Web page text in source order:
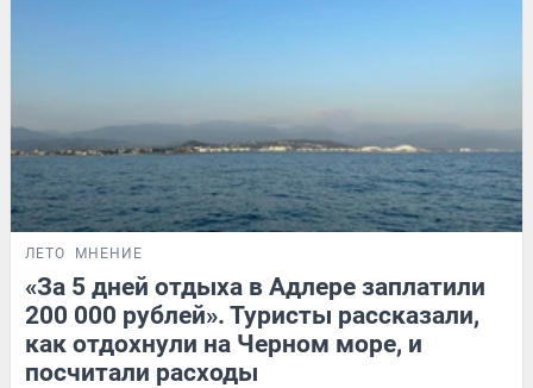
ЛЕТО МНЕНИЕ
«За 5 дней отдыха в Адлере заплатили
200 000 рублей». Туристы рассказали,
как отдохнули на Черном море, и
посчитали расходы